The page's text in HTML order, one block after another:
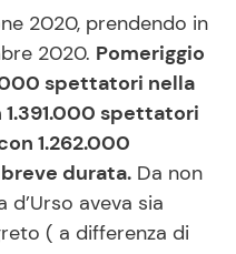
2020, prendendo in
2020. Pomeriggio
spettatori nella
1.391.000 spettatori
1.262.000
durata. Da non
aveva sia
( a differenza di